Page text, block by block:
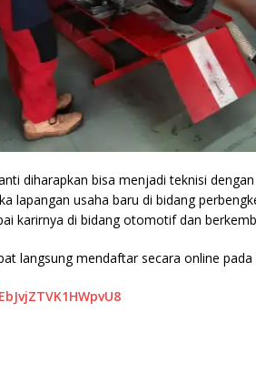
diharapkan bisa menjadi teknisi
lapangan usaha baru di bidang
karirnya di bidang otomotif dan
langsung mendaftar secara online pada